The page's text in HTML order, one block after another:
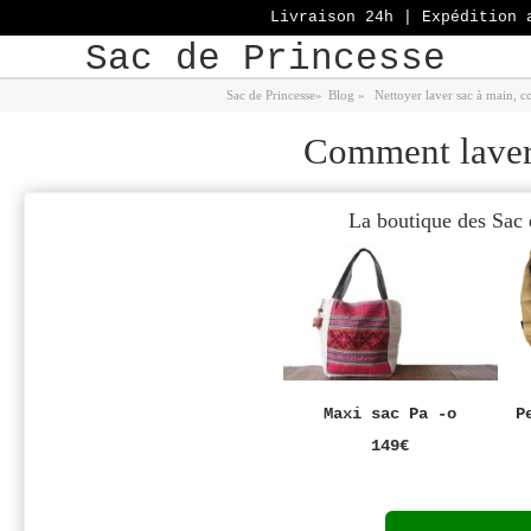
Sac de Princesse
Sac de Princesse» Blog » Nettoyer laver sac à main,
Comment
La boutique des
Maxi sac Pa -o
149€
Livraison 24h | Expédition